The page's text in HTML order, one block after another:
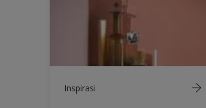
Inspirasi